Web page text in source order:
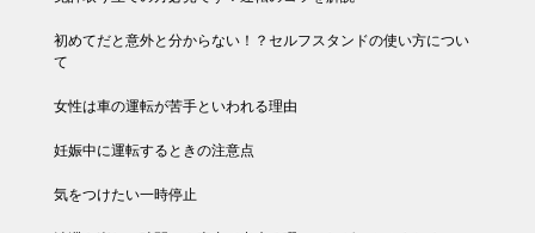
初めてだと意外と分からない！？セルフスタンドの使い方につい
て
女性は車の運転が苦手といわれる理由
妊娠中に運転するときの注意点
気をつけたい一時停止